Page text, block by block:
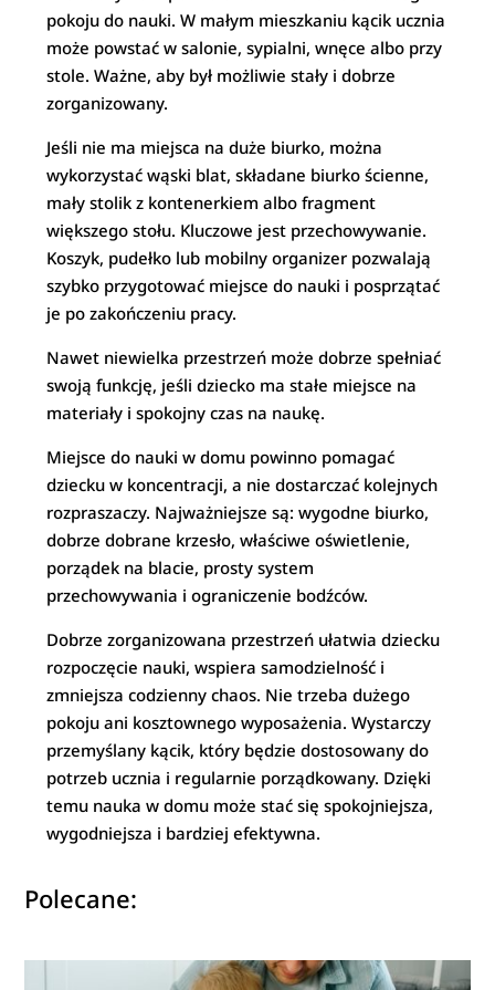
pokoju do nauki. W małym mieszkaniu kącik ucznia
może powstać w salonie, sypialni, wnęce albo przy
stole. Ważne, aby był możliwie stały i dobrze
zorganizowany.
Jeśli nie ma miejsca na duże biurko, można
wykorzystać wąski blat, składane biurko ścienne,
mały stolik z kontenerkiem albo fragment
większego stołu. Kluczowe jest przechowywanie.
Koszyk, pudełko lub mobilny organizer pozwalają
szybko przygotować miejsce do nauki i posprzątać
je po zakończeniu pracy.
Nawet niewielka przestrzeń może dobrze spełniać
swoją funkcję, jeśli dziecko ma stałe miejsce na
materiały i spokojny czas na naukę.
Miejsce do nauki w domu powinno pomagać
dziecku w koncentracji, a nie dostarczać kolejnych
rozpraszaczy. Najważniejsze są: wygodne biurko,
dobrze dobrane krzesło, właściwe oświetlenie,
porządek na blacie, prosty system
przechowywania i ograniczenie bodźców.
Dobrze zorganizowana przestrzeń ułatwia dziecku
rozpoczęcie nauki, wspiera samodzielność i
zmniejsza codzienny chaos. Nie trzeba dużego
pokoju ani kosztownego wyposażenia. Wystarczy
przemyślany kącik, który będzie dostosowany do
potrzeb ucznia i regularnie porządkowany. Dzięki
temu nauka w domu może stać się spokojniejsza,
wygodniejsza i bardziej efektywna.
Polecane: